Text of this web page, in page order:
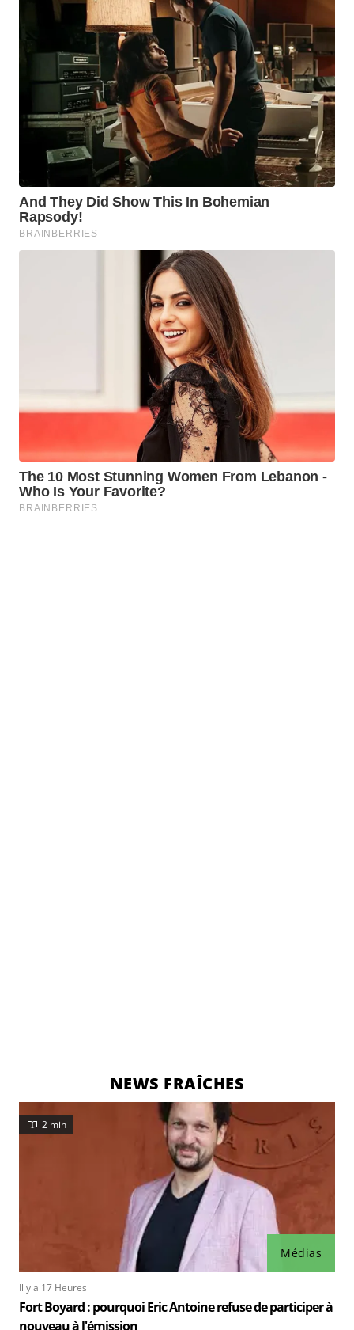
NEWS FRAÎCHES
Médias
2 min
Il y a 17 Heures
Fort Boyard : pourquoi Eric Antoine refuse de participer à
nouveau à l'émission